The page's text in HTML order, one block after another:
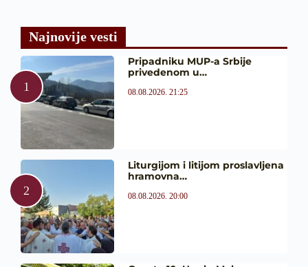
Najnovije vesti
Pripadniku MUP-a Srbije
privedenom u…
08.08.2026. 21:25
Liturgijom i litijom proslavljena
hramovna…
08.08.2026. 20:00